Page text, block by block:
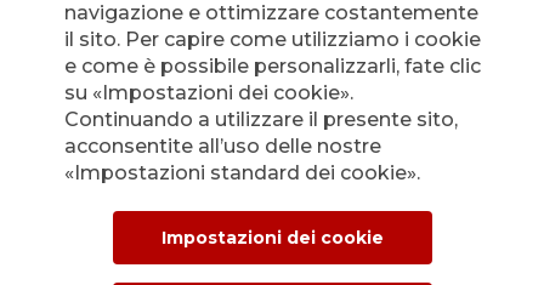
Indietro
L’Ufficio stampa di
APG|SGA per le
news e i comunicati
navigazione e ottimizzare costantemente
il sito. Per capire come utilizziamo i cookie
e come è possibile personalizzarli, fate clic
su «Impostazioni dei cookie».
Continuando a utilizzare il presente sito,
acconsentite all’uso delle nostre
«Impostazioni standard dei cookie».
Impostazioni dei cookie